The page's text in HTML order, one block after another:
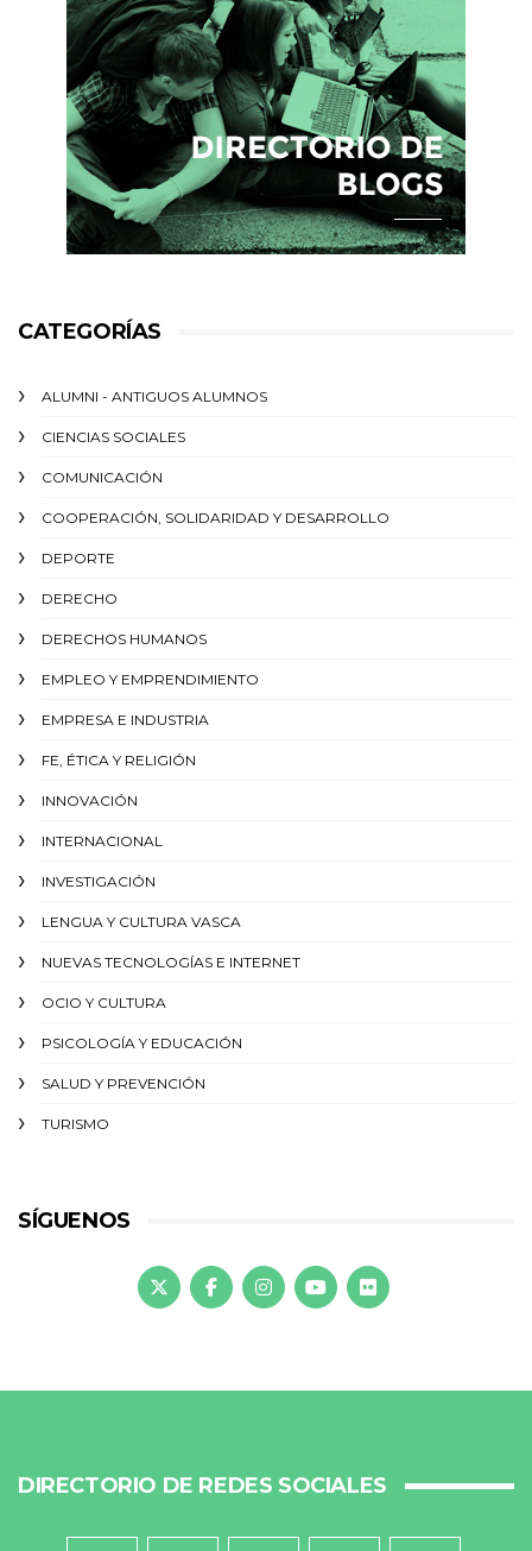
CATEGORÍAS
ALUMNI - ANTIGUOS ALUMNOS
CIENCIAS SOCIALES
COMUNICACIÓN
COOPERACIÓN, SOLIDARIDAD Y DESARROLLO
DEPORTE
DERECHO
DERECHOS HUMANOS
EMPLEO Y EMPRENDIMIENTO
EMPRESA E INDUSTRIA
FE, ÉTICA Y RELIGIÓN
INNOVACIÓN
INTERNACIONAL
INVESTIGACIÓN
LENGUA Y CULTURA VASCA
NUEVAS TECNOLOGÍAS E INTERNET
OCIO Y CULTURA
PSICOLOGÍA Y EDUCACIÓN
SALUD Y PREVENCIÓN
TURISMO
SÍGUENOS
DIRECTORIO DE REDES SOCIALES